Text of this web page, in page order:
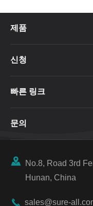
제품
신청
빠른 링크
문의

No.8, Road 3rd
Hunan, China
 sales@sure-